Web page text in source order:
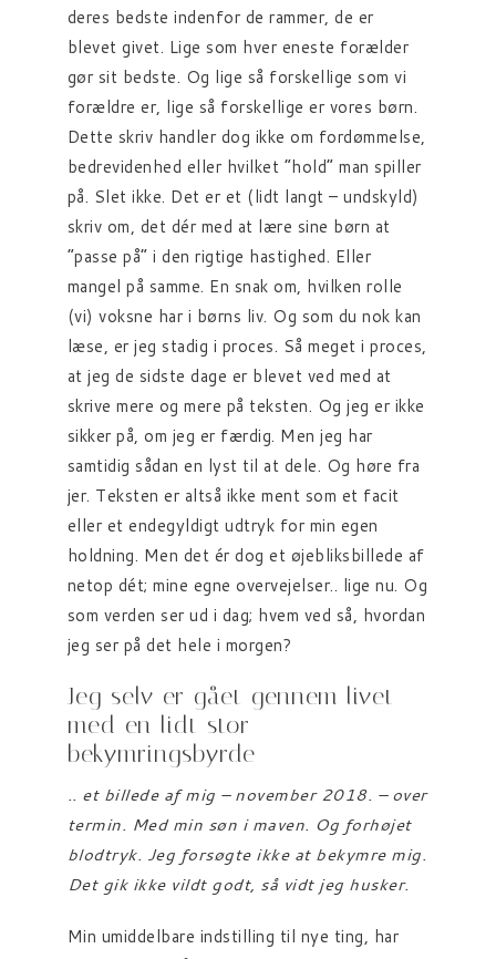
deres bedste indenfor de rammer, de er
blevet givet. Lige som hver eneste forælder
gør sit bedste. Og lige så forskellige som vi
forældre er, lige så forskellige er vores børn.
Dette skriv handler dog ikke om fordømmelse,
bedrevidenhed eller hvilket “hold” man spiller
på. Slet ikke. Det er et (lidt langt – undskyld)
skriv om, det dér med at lære sine børn at
“passe på” i den rigtige hastighed. Eller
mangel på samme. En snak om, hvilken rolle
(vi) voksne har i børns liv. Og som du nok kan
læse, er jeg stadig i proces. Så meget i proces,
at jeg de sidste dage er blevet ved med at
skrive mere og mere på teksten. Og jeg er ikke
sikker på, om jeg er færdig. Men jeg har
samtidig sådan en lyst til at dele. Og høre fra
jer. Teksten er altså ikke ment som et facit
eller et endegyldigt udtryk for min egen
holdning. Men det ér dog et øjebliksbillede af
netop dét; mine egne overvejelser.. lige nu. Og
som verden ser ud i dag; hvem ved så, hvordan
jeg ser på det hele i morgen?
Jeg selv er gået gennem livet
med en lidt stor
bekymringsbyrde
.. et billede af mig – november 2018. – over
termin. Med min søn i maven. Og forhøjet
blodtryk. Jeg forsøgte ikke at bekymre mig.
Det gik ikke vildt godt, så vidt jeg husker.
Min umiddelbare indstilling til nye ting, har